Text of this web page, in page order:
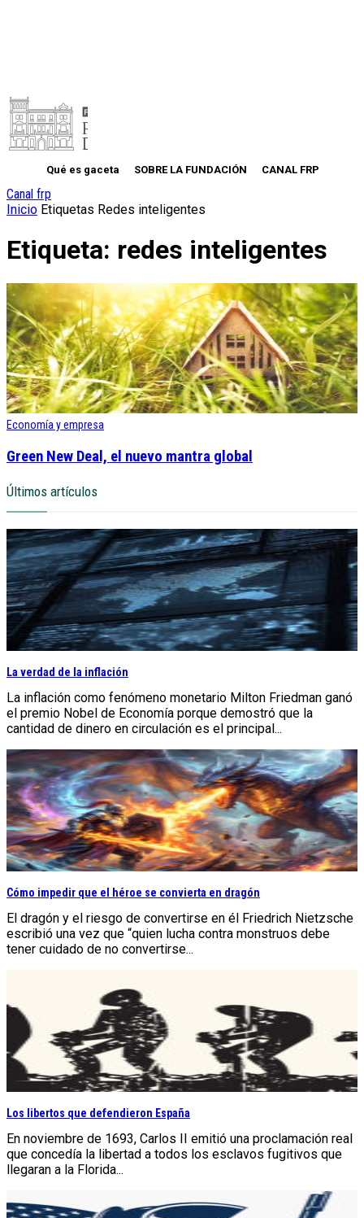
Qué es gaceta SOBRE LA FUNDACIÓN CANAL FRP
Canal frp
Inicio Etiquetas Redes inteligentes
Etiqueta: redes inteligentes
Economía y empresa
Green New Deal, el nuevo mantra global
Últimos artículos
La verdad de la inflación
La inflación como fenómeno monetario Milton Friedman ganó
el premio Nobel de Economía porque demostró que la
cantidad de dinero en circulación es el principal...
Cómo impedir que el héroe se convierta en dragón
El dragón y el riesgo de convertirse en él Friedrich Nietzsche
escribió una vez que “quien lucha contra monstruos debe
tener cuidado de no convertirse...
Los libertos que defendieron España
En noviembre de 1693, Carlos II emitió una proclamación real
que concedía la libertad a todos los esclavos fugitivos que
llegaran a la Florida...